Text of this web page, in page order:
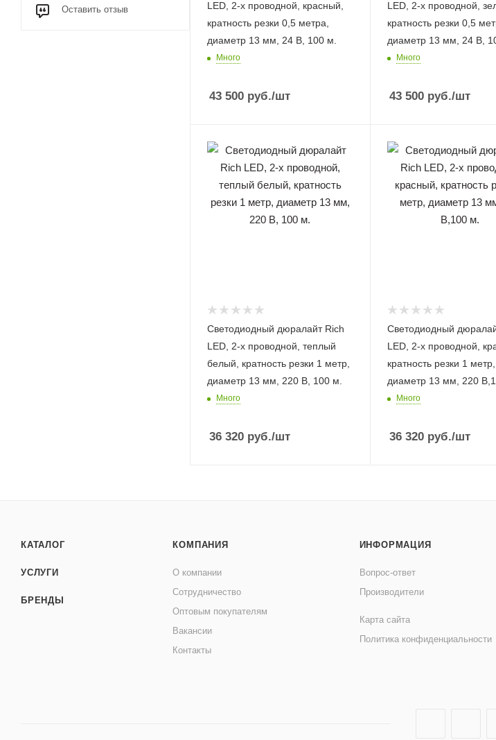
LED, 2-х проводной, красный,
кратность резки 0,5 метра,
диаметр 13 мм, 24 В, 100 м.
Много
43 500 руб./шт
LED, 2-х проводной,
кратность резки 0,5
диаметр 13 мм, 24 В,
Много
43 500руб./шт
Светодиодный дюралайт Rich
LED, 2-х проводной, теплый
белый, кратность резки 1 метр,
диаметр 13 мм, 220 В, 100 м.
Много
36 320 руб./шт
Светодиодный
LED, 2-х проводной,
кратность резки 1 метр,
диаметр 13 мм, 220
Много
36 320руб./шт
Оставить отзыв
КАТАЛОГ
УСЛУГИ
БРЕНДЫ
КОМПАНИЯ
О компании
Сотрудничество
Оптовым покупателям
Вакансии
Контакты
ИНФОРМАЦИЯ
Вопрос-ответ
Производители
Карта сайта
Политика конфиденциальности